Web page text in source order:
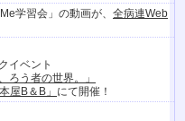
学習会」の動画が、 全病連Web
イベント
ろう者の世界。」
本屋B＆B」 にて開催！